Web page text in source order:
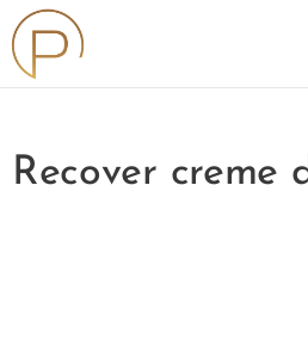
Recover creme